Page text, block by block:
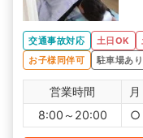
交通事故対応 土日OK
お子様同伴可
駐車場あり
営業時間 月
8:00～20:00
○